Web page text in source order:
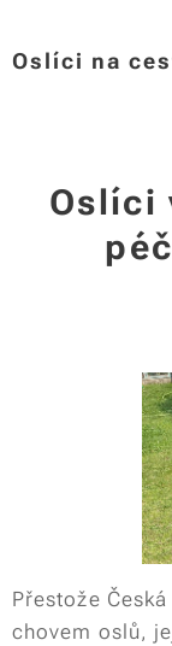
Oslíci na
Oslíci
Přestože
chovem oslů,